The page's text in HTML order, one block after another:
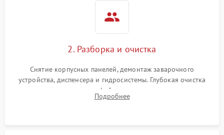
2. Разборка и очистка
Снятие корпусных панелей, демонтаж заварочного
устройства, диспенсера и гидросистемы. Глубокая очистка
внутренних узлов от кофейных масел, жмыха и накипи.
Промывка дренажных каналов и фильтров с использованием
Подробнее